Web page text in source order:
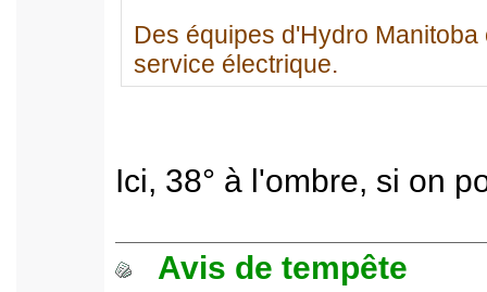
Des équipes d'Hydro
service électrique.
Ici, 38° à l'ombre, si on
Avis de tempête